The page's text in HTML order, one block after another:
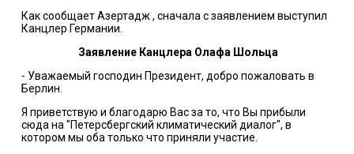
Как сообщает Азертадж , сначала с заявлением выступил
Канцлер Германии.
Заявление Канцлера Олафа Шольца
- Уважаемый господин Президент, добро пожаловать в
Берлин.
Я приветствую и благодарю Вас за то, что Вы прибыли
сюда на "Петерсбергский климатический диалог", в
котором мы оба только что приняли участие.